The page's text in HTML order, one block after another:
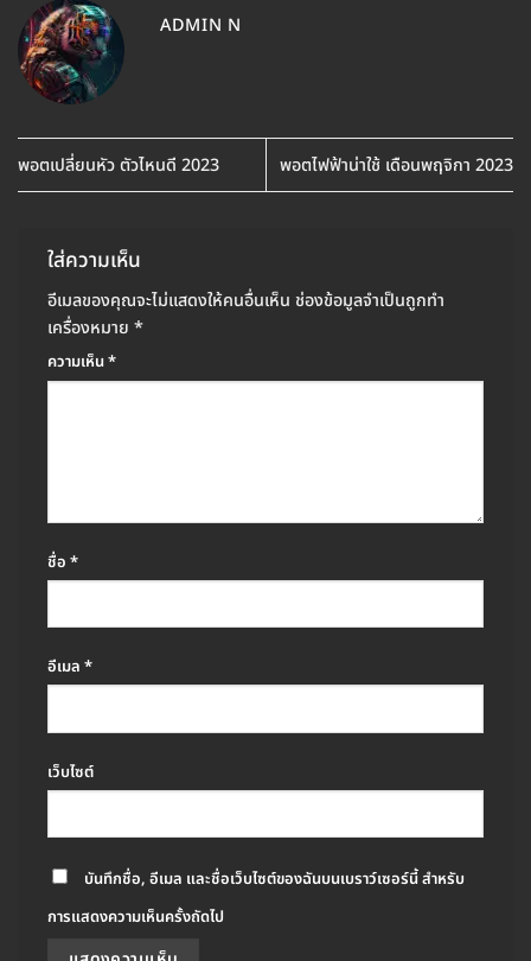
ADMIN N
พอตเปลี่ยนหัว ตัวไหนดี 2023 พอตไฟฟ้าน่าใช้ เดือนพฤจิกา 2023
ใส่ความเห็น
อีเมลของคุณจะไม่แสดงให้คนอื่นเห็น ช่องข้อมูลจำเป็นถูกทำ
เครื่องหมาย *
ความเห็น*
ชื่อ *
อีเมล *
เว็บไซต์
บันทึกชื่อ, อีเมล และชื่อเว็บไซต์ของฉันบนเบราว์เซอร์นี้ สำหรับ
การแสดงความเห็นครั้งถัดไป